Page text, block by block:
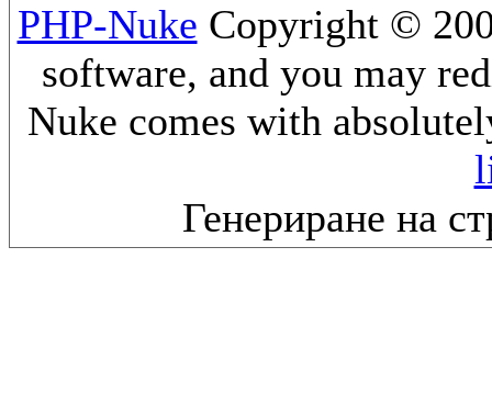
PHP-Nuke Copyright ©
software, and you may
Nuke comes with
Генериране на